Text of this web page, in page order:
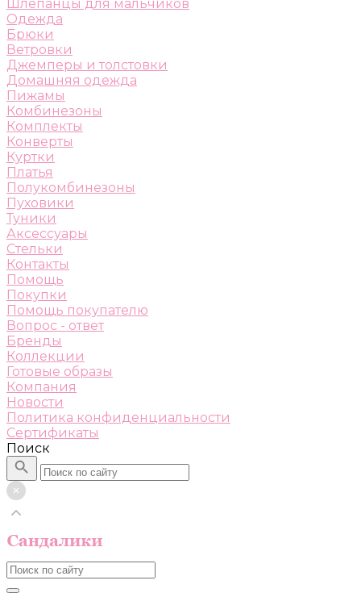
Шлепанцы для мальчиков
Одежда
Брюки
Ветровки
Джемперы и толстовки
Домашняя одежда
Пижамы
Комбинезоны
Комплекты
Конверты
Куртки
Платья
Полукомбинезоны
Пуховики
Туники
Аксессуары
Стельки
Контакты
Помощь
Покупки
Помощь покупателю
Вопрос - ответ
Бренды
Коллекции
Готовые образы
Компания
Новости
Политика конфиденциальности
Сертификаты
Поиск